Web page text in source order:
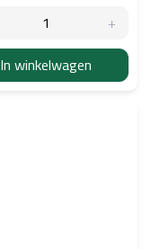
In winkelwagen